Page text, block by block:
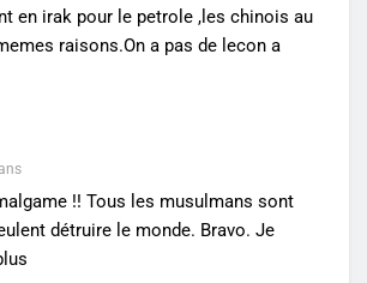
en irak pour le petrole ,les chinois au
raisons.On a pas de lecon a
!! Tous les musulmans sont
détruire le monde. Bravo. Je